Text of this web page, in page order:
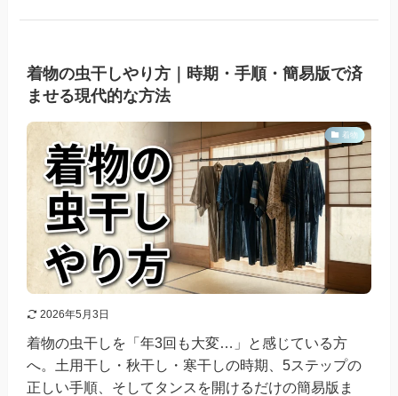
着物の虫干しやり方｜時期・手順・簡易版で済
ませる現代的な方法
着物
2026年5月3日
着物の虫干しを「年3回も大変…」と感じている方
へ。土用干し・秋干し・寒干しの時期、5ステップの
正しい手順、そしてタンスを開けるだけの簡易版ま